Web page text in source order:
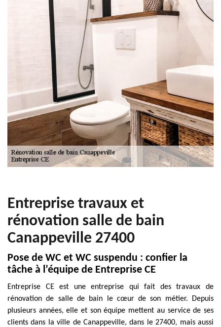
Entreprise travaux et
rénovation salle de bain
Canappeville 27400
Pose de WC et WC suspendu : confier la
tâche à l’équipe de Entreprise CE
Entreprise CE est une entreprise qui fait des travaux de
rénovation de salle de bain le cœur de son métier. Depuis
plusieurs années, elle et son équipe mettent au service de ses
clients dans la ville de Canappeville, dans le 27400, mais aussi